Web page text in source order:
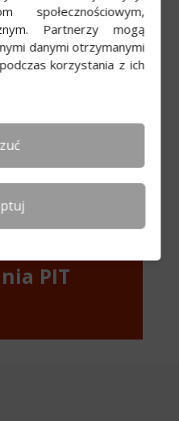
PIT
społecznościowym,
Partnerzy mogą
danymi otrzymanymi
korzystania z ich